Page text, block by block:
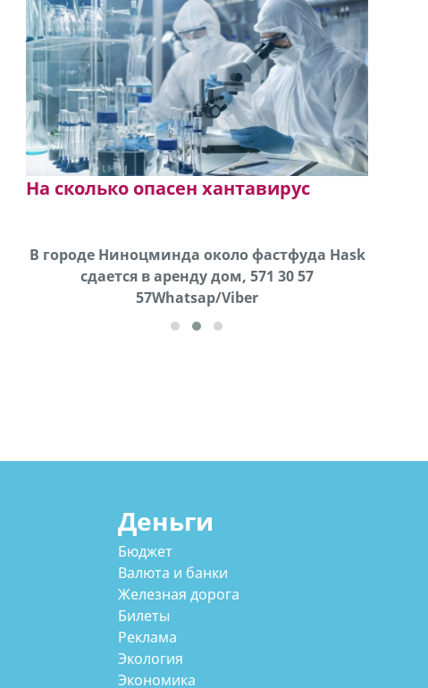
На сколько опасен хантавирус
В городе Ниноцминда около фастфуда Hask
cдается в аренду дом, 571 30 57
57Whatsap/Viber
Продается машина марки Prado,571 30 57
57Whatsap/Viber
Деньги
Бюджет
Валюта и банки
Железная дорога
Билеты
Реклама
Экология
Экономика